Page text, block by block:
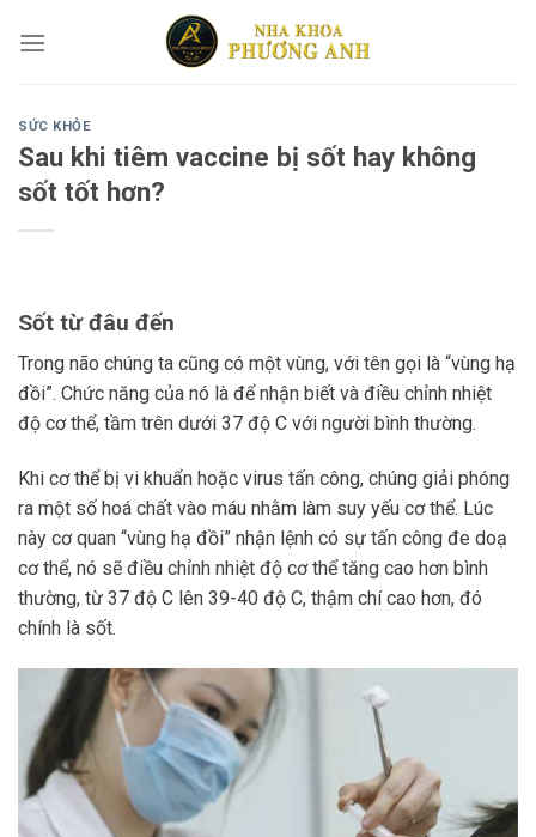
SỨC KHỎE
Sau khi tiêm vaccine bị sốt hay không
sốt tốt hơn?
Sốt từ đâu đến
Trong não chúng ta cũng có một vùng, với tên gọi là “vùng hạ
đồi”. Chức năng của nó là để nhận biết và điều chỉnh nhiệt
độ cơ thể, tầm trên dưới 37 độ C với người bình thường.
Khi cơ thể bị vi khuẩn hoặc virus tấn công, chúng giải phóng
ra một số hoá chất vào máu nhằm làm suy yếu cơ thể. Lúc
này cơ quan “vùng hạ đồi” nhận lệnh có sự tấn công đe doạ
cơ thể, nó sẽ điều chỉnh nhiệt độ cơ thể tăng cao hơn bình
thường, từ 37 độ C lên 39-40 độ C, thậm chí cao hơn, đó
chính là sốt.